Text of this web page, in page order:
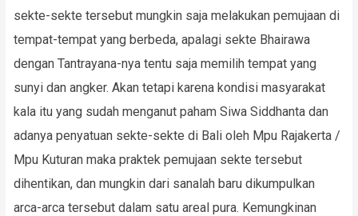
sekte-sekte tersebut mungkin saja melakukan pemujaan di
tempat-tempat yang berbeda, apalagi sekte Bhairawa
dengan Tantrayana-nya tentu saja memilih tempat yang
sunyi dan angker. Akan tetapi karena kondisi masyarakat
kala itu yang sudah menganut paham Siwa Siddhanta dan
adanya penyatuan sekte-sekte di Bali oleh Mpu Rajakerta /
Mpu Kuturan maka praktek pemujaan sekte tersebut
dihentikan, dan mungkin dari sanalah baru dikumpulkan
arca-arca tersebut dalam satu areal pura. Kemungkinan